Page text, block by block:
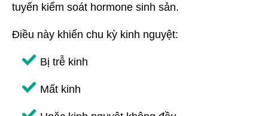
tuyến kiểm soát hormone sinh sản.
Điều này khiến chu kỳ kinh nguyệt:
Bị trễ kinh
Mất kinh